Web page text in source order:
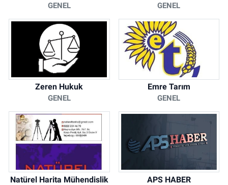
GENEL GENEL
Zeren Hukuk
GENEL
Emre Tarım
GENEL
Natürel Harita Mühendislik APS HABER